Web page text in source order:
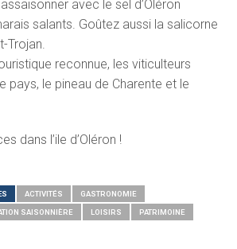
avec le sel d’Oléron
salants. Goûtez aussi la salicorne
Trojan.
reconnue, les viticulteurs
pays, le pineau de Charente et le
dans l’ile d’Oléron !
ACTIVITÉS GASTRONOMIE
SAISONNIÈRE LOISIRS PATRIMOINE